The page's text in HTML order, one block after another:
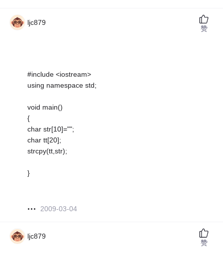
ljc879
#include <iostream>
using namespace std;
void main()
{
char str[10]="";
char tt[20];
strcpy(tt,str);
}
2009-03-04
赞
ljc879
赞